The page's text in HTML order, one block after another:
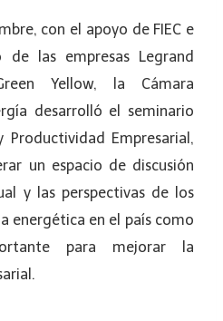
con el apoyo de FIEC e
de las empresas Legrand
Yellow, la Cámara
desarrolló el seminario
Productividad Empresarial,
un espacio de discusión
y las perspectivas de los
energética en el país como
para mejorar la